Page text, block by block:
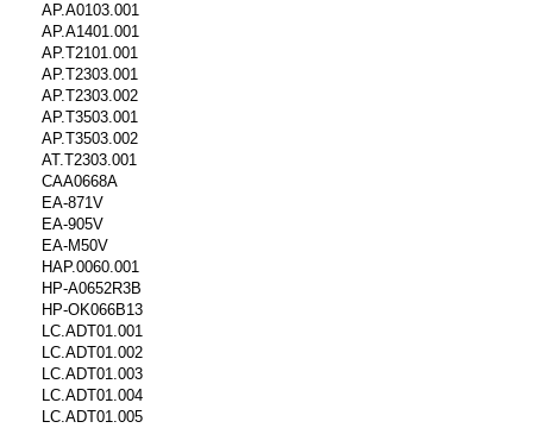
AP.A0103.001
AP.A1401.001
AP.T2101.001
AP.T2303.001
AP.T2303.002
AP.T3503.001
AP.T3503.002
AT.T2303.001
CAA0668A
EA-871V
EA-905V
EA-M50V
HAP.0060.001
HP-A0652R3B
HP-OK066B13
LC.ADT01.001
LC.ADT01.002
LC.ADT01.003
LC.ADT01.004
LC.ADT01.005